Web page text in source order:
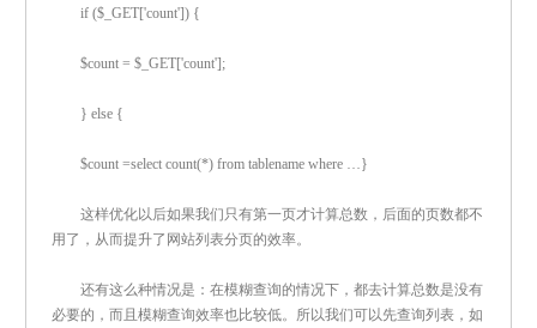
if ($_GET['count']) {
$count = $_GET['count'];
} else {
$count =select count(*) from tablename where …}
这样优化以后如果我们只有第一页才计算总数，后面的页数都不
用了，从而提升了网站列表分页的效率。
还有这么种情况是：在模糊查询的情况下，都去计算总数是没有
必要的，而且模糊查询效率也比较低。所以我们可以先查询列表，如